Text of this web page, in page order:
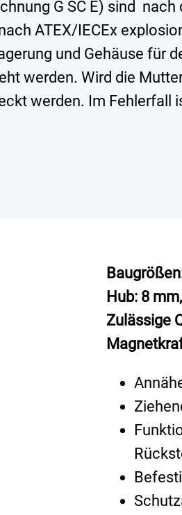
G SC E) sind
ATEX/IECEx
und Gehäuse für
werden. Wird die
werden. Im Fehlerfall
Hub: 8
Zulässige